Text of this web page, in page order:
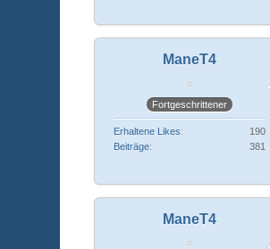
ManeT4
Fortgeschrittener
Erhaltene Likes
190
Beiträge
381
ManeT4